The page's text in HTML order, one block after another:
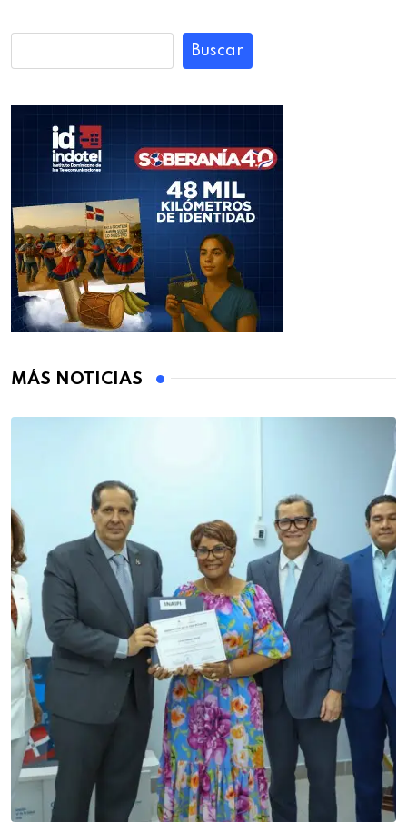
Buscar
MÁS NOTICIAS